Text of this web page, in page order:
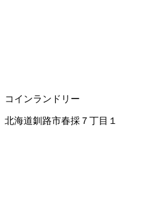
コインランドリー
北海道釧路市春採７丁目１